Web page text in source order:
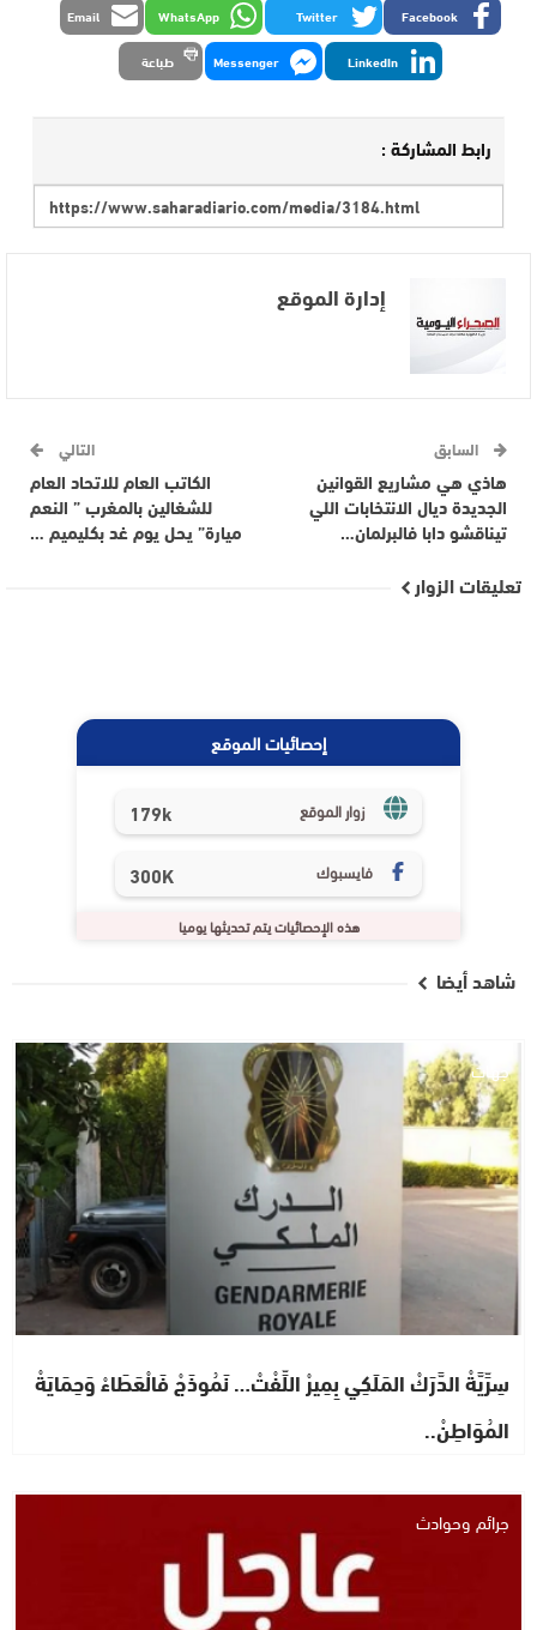
Facebook
Twitter
WhatsApp
Email
LinkedIn
Messenger طباعة
رابط المشاركة :
إدارة الموقع
السابق
هاذي هي مشاريع القوانين
الجديدة ديال الانتخابات اللي
تيناقشو دابا فالبرلمان…
التالي
الكاتب العام للاتحاد العام
للشغالين بالمغرب ” النعم
ميارة” يحل يوم غد بكليميم …
تعليقات الزوار
إحصائيات الموقع
زوار الموقع 179k
فايسبوك 300K
هذه الإحصائيات يتم تحديثها يوميا
شاهد أيضا
جهات
سِرِّيَّةْ الدَّرَكْ المَلَكِي بِمِيرْ اللِّفْتْ… نَمُوذَجْ فَالْعَطَاءْ وَحِمَايَةْ
المُوَاطِنْ..
جرائم وحوادث